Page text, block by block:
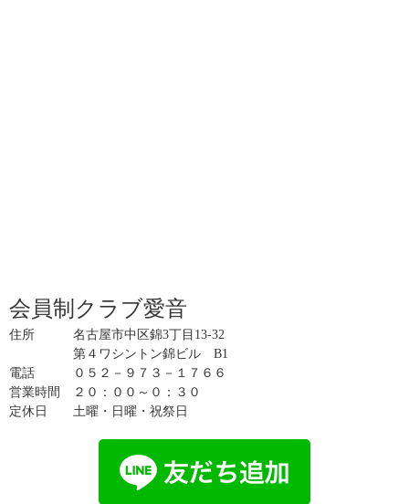
会員制クラブ愛音
住所 名古屋市中区錦3丁目13-32
第４ワシントン錦ビル B1
電話 ０５２－９７３－１７６６
営業時間 ２０：００～０：３０
定休日 土曜・日曜・祝祭日